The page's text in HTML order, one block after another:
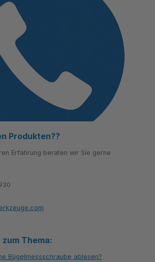
Produkten??
Erfahrung beraten wir Sie gerne
Thema:
Bügelmessschraube ablesen?